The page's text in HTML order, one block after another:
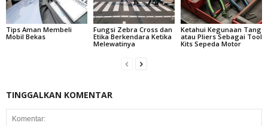
Tips Aman Membeli
Mobil Bekas
Fungsi Zebra Cross dan
Etika Berkendara Ketika
Melewatinya
Ketahui Kegunaan Tang
atau Pliers Sebagai Tool
Kits Sepeda Motor
TINGGALKAN KOMENTAR